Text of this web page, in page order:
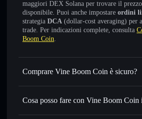
maggiori DEX Solana per trovare il
disponibile. Puoi anche impostare ordini
strategia DCA (dollar-cost averaging) per
trade. Per indicazioni complete, consulta
Boom Coin.
Comprare Vine Boom Coin è sicuro?
Vine Boom Coin non è verificato
Cosa posso fare con Vine Boom Coin
Vine Boom Coin
wallet Solflare